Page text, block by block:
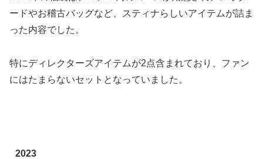
ードやお稽古バッグなど、スティナらしいアイテムが詰ま
った内容でした。
特にディレクターズアイテムが2点含まれており、ファン
にはたまらないセットとなっていました。
2023